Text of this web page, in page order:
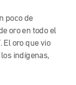
poco de
oro en todo el
El oro que vio
indígenas,